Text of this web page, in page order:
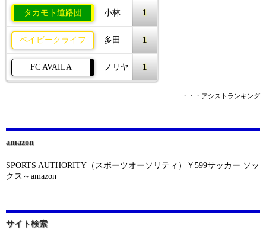
タカモト道路団 小林 1
ベイビークライフ 多田 1
FC AVAILA ノリヤ 1
・・・アシストランキング
amazon
SPORTS AUTHORITY（スポーツオーソリティ）￥599サッカー ソッ
クス～amazon
サイト検索